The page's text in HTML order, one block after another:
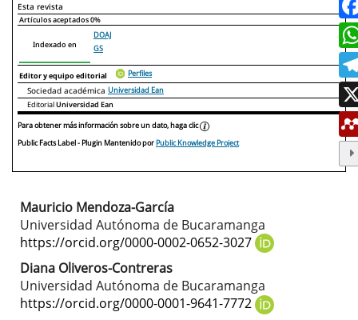
Declaraciones de autoría
Esta revista
Artículos aceptados0%
Indexado en
DOAJ
GS
Editor y equipo editorial Perfiles
Sociedad académica Universidad Ean
EditorialUniversidad Ean
Para obtener más información sobre un dato, haga clic
Public Facts Label- Plugin Mantenido porPublic Knowledge Project
Contenido
principal
del
artículo
Mauricio Mendoza-García
Universidad Autónoma de Bucaramanga
https://orcid.org/0000-0002-0652-3027
Diana Oliveros-Contreras
Universidad Autónoma de Bucaramanga
https://orcid.org/0000-0001-9641-7772